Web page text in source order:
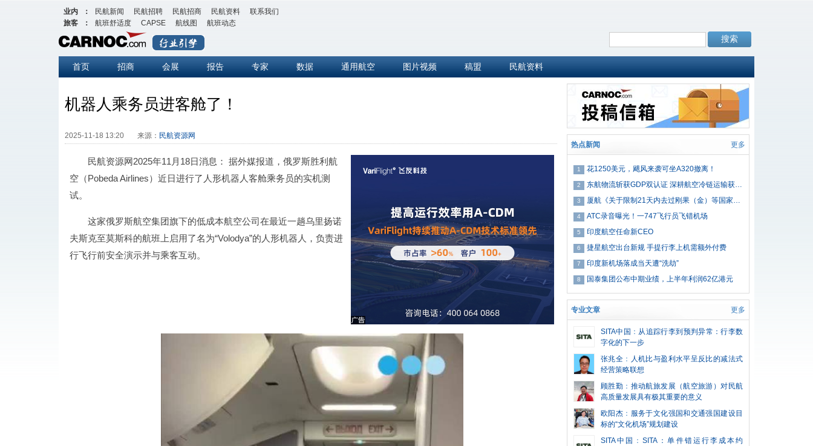
业内 ： 民航新闻 民航招聘 民航招商 民航资料
联系我们
旅客
： 航班舒适度 CAPSE 航线图 航班动态
首页 招商 会展 报告 专家 数据 通用航空 图片视频 稿盟 民航资料
机器人乘务员进客舱了！
2025-11-18 13:20 来源： 民航资源网
民航资源网2025年11月18日消息： 据外媒报道，俄罗斯胜利航
空（Pobeda Airlines）近日进行了人形机器人客舱乘务员的实机测
试。
这家俄罗斯航空集团旗下的低成本航空公司在最近一趟乌里扬诺
夫斯克至莫斯科的航班上启用了名为“Volodya”的人形机器人，负责进
行飞行前安全演示并与乘客互动。
热点新闻 更多
1 花1250美元，飓风来袭可坐A320撤离！
2 东航物流斩获GDP双认证 深耕航空冷链运输获肯定
3 厦航《关于限制21天内去过刚果（金）等国家的旅客乘坐赴美航班的通告》
4 ATC录音曝光！一747飞行员飞错机场
5 印度航空任命新CEO
6 捷星航空出台新规 手提行李上机需额外付费
7 印度新机场落成当天遭“洗劫”
8 国泰集团公布中期业绩，上半年利润62亿港元
专业文章 更多
SITA中国 ： 从追踪行李到预判异常：行李数
字化的下一步
张兆全 ： 人机比与盈利水平呈反比的减法式
经营策略联想
顾胜勤 ： 推动航旅发展（航空旅游）对民航
高质量发展具有极其重要的意义
欧阳杰 ： 服务于文化强国和交通强国建设目
标的“文化机场”规划建设
SITA中国
：SITA：单件错运行李成本约